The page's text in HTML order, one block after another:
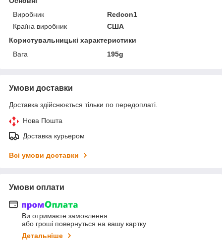
Виробник
Redcon1
Країна виробник
США
Користувальницькі характеристики
Вага
195g
Умови доставки
Доставка здійснюється тільки по передоплаті.
Нова Пошта
Доставка курьером
Всі умови доставки
Умови оплати
Ви отримаєте замовлення
або гроші повернуться на вашу картку
Детальніше